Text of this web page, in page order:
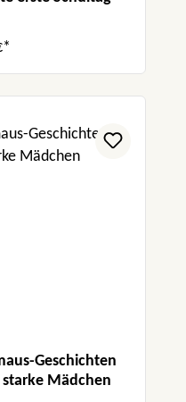
Geschichten
Mädchen